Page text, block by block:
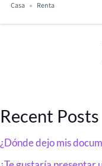
Casa Renta
Recent Posts
¿Dónde dejo mis